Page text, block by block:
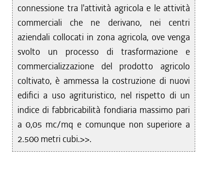
connessione tra l'attività agricola e le attività
commerciali che ne derivano, nei centri
aziendali collocati in zona agricola, ove venga
svolto un processo di trasformazione e
commercializzazione del prodotto agricolo
coltivato, è ammessa la costruzione di nuovi
edifici a uso agrituristico, nel rispetto di un
indice di fabbricabilità fondiaria massimo pari
a 0,05 mc/mq e comunque non superiore a
2.500 metri cubi.>>.